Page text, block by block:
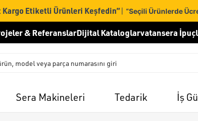
Kargo Etiketli Ürünleri Keşfedin”| “Seçili Ürünlerde
& ReferanslarDijital Kataloglarvatansera
Sera Makineleri Tedarik İş